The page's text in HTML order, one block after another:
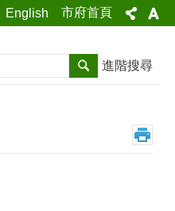
English 市府首頁
搜尋 進階搜尋